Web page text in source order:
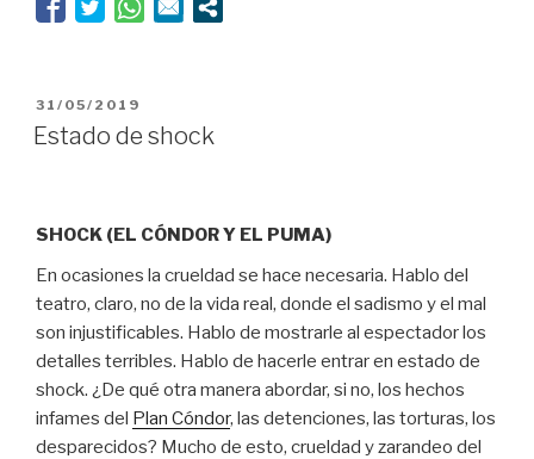
del
PUBLICADO
EL
31/05/2019
Estado de shock
SHOCK (EL CÓNDOR Y EL PUMA)
En ocasiones la crueldad se hace necesaria. Hablo del
teatro, claro, no de la vida real, donde el sadismo y el mal
son injustificables. Hablo de mostrarle al espectador los
detalles terribles. Hablo de hacerle entrar en estado de
shock. ¿De qué otra manera abordar, si no, los hechos
infames del Plan Cóndor, las detenciones, las torturas, los
desparecidos? Mucho de esto, crueldad y zarandeo del